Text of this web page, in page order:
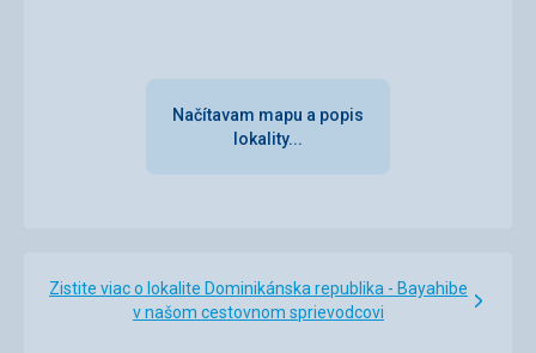
Načítavam mapu a popis
lokality...
Zistite viac o lokalite Dominikánska republika - Bayahibe
v našom cestovnom sprievodcovi